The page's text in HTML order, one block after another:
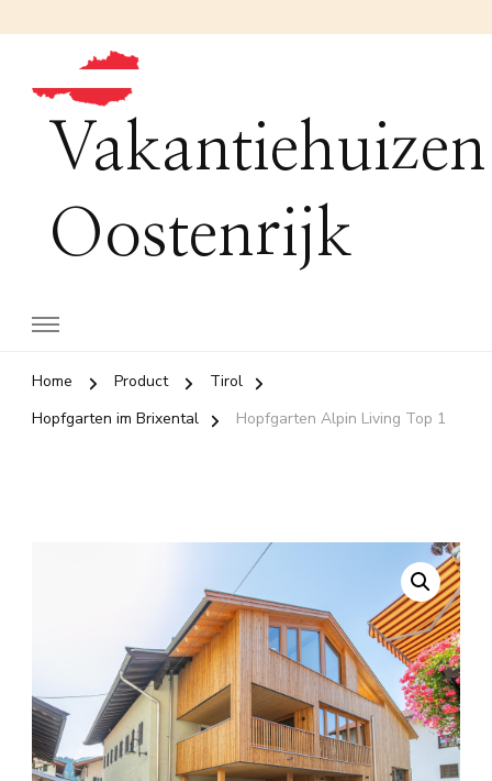
Vakantiehuizen
Oostenrijk
Home Product
Tirol
Hopfgarten im Brixental
Hopfgarten Alpin Living Top 1